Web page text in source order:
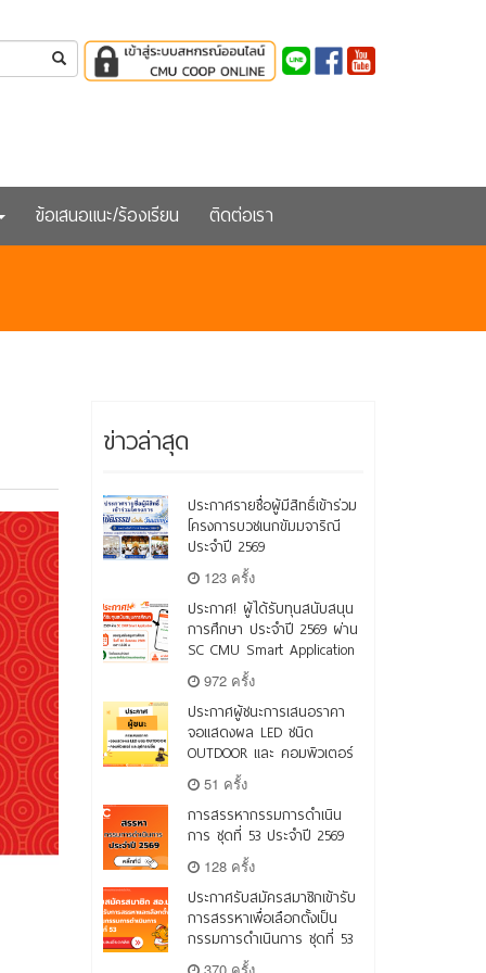
ข้อเสนอแนะ/ร้องเรียน ติดต่อเรา
ข่าวล่าสุด
ประกาศรายชื่อผู้มีสิทธิ์เข้าร่วม
โครงการบวชเนกขัมมจาริณี
ประจำปี 2569
123 ครั้ง
ประกาศ! ผู้ได้รับทุนสนับสนุน
การศึกษา ประจำปี 2569 ผ่าน
SC CMU Smart Application
972 ครั้ง
ประกาศผู้ชนะการเสนอราคา
จอแสดงผล LED ชนิด
OUTDOOR และ คอมพิวเตอร์
51 ครั้ง
การสรรหากรรมการดำเนิน
การ ชุดที่ 53 ประจำปี 2569
128 ครั้ง
ประกาศรับสมัครสมาชิกเข้ารับ
การสรรหาเพื่อเลือกตั้งเป็น
กรรมการดำเนินการ ชุดที่ 53